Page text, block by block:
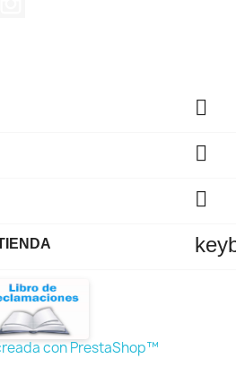



con PrestaShop™